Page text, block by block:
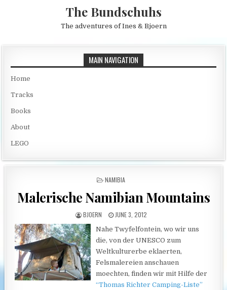
The Bundschuhs
The adventures of Ines & Bjoern
MAIN NAVIGATION
Home
Tracks
Books
About
LEGO
POSTED IN
NAMIBIA
Malerische Namibian Mountains
AUTHOR:
BJOERN PUBLISHED DATE:
JUNE 3, 2012
Nahe Twyfelfontein, wo wir uns
die, von der UNESCO zum
Weltkulturerbe eklaerten,
Felsmalereien anschauen
moechten, finden wir mit Hilfe der
“Thomas Richter Camping-Liste”